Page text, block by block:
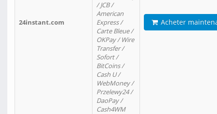
24instant.com
/ JCB /
American
Express /
Carte Bleue /
OKPay / Wire
Transfer /
Sofort /
BitCoins /
Cash U /
WebMoney /
Przelewy24 /
DaoPay /
Cash4WM
Acheter